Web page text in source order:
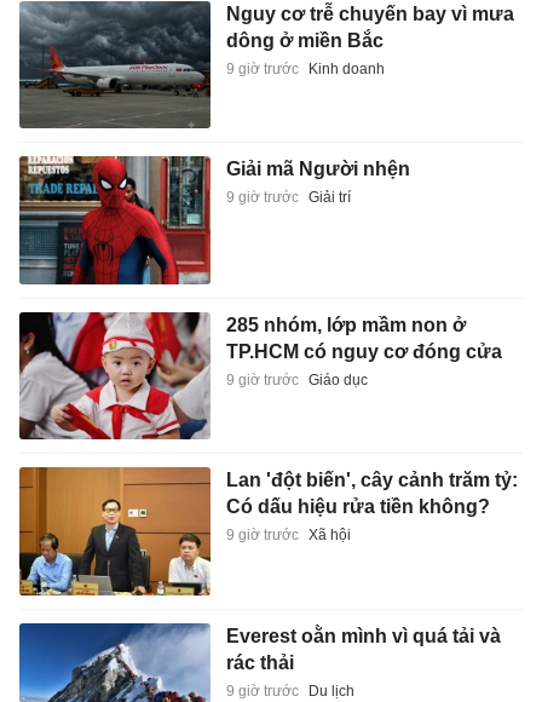
Nguy cơ trễ chuyến bay vì mưa
dông ở miền Bắc
9 giờ trước Kinh doanh
Giải mã Người nhện
9 giờ trước Giải trí
285 nhóm, lớp mầm non ở
TP.HCM có nguy cơ đóng cửa
9 giờ trước Giáo dục
Lan 'đột biến', cây cảnh trăm tỷ:
Có dấu hiệu rửa tiền không?
9 giờ trước Xã hội
Everest oằn mình vì quá tải và
rác thải
9 giờ trước Du lịch